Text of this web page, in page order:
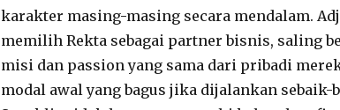
karakter masing-masing secara mendalam.
memilih Rekta sebagai partner bisnis, saling
misi dan passion yang sama dari pribadi
modal awal yang bagus jika dijalankan sebaik-